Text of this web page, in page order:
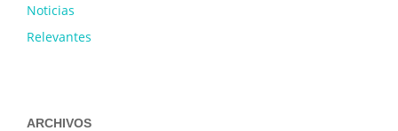
Noticias
Relevantes
ARCHIVOS